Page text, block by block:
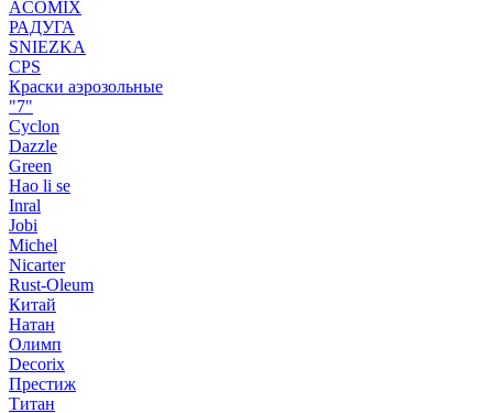
ACOMIX
РАДУГА
SNIEZKA
CPS
Краски аэрозольные
"7"
Cyclon
Dazzle
Green
Hao li se
Inral
Jobi
Michel
Nicarter
Rust-Oleum
Китай
Натан
Олимп
Decorix
Престиж
Титан